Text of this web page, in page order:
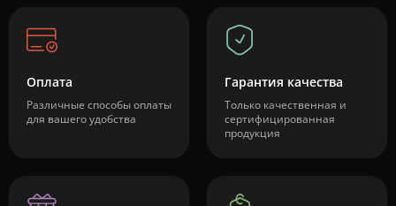
Оплата
Различные способы оплаты
для вашего удобства
Гарантия качества
Только качественная и
сертифицированная
продукция